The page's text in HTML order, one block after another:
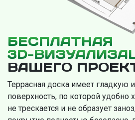
БЕСПЛАТНАЯ
3D-
ВАШЕГО
Террасная доска имеет гладкую
поверхность, по которой удобно
не трескается и не образует